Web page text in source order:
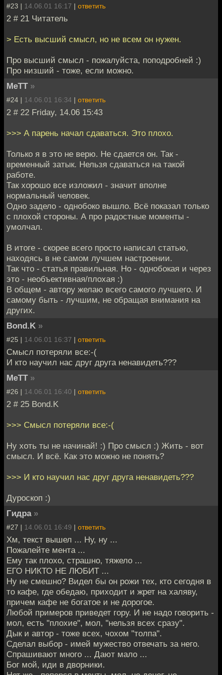
#23 | 14.06.01 16:17 | ответить
2 # 21 Читатель
> Есть высший смысл, но не всем он нужен.
Про высший смысл - пожалуйста, поподробней :)
Про низший - тоже, если можно.
MeTT »
#24 | 14.06.01 16:34 | ответить
2 # 22 Friday, 14.06 15:43
>>> А парень начал сдаваться. Это плохо.
Только я в это не верю. Не сдается он. Так -
временный затык. Нельзя сдаваться на такой
работе.
Так хорошо все изложил - значит вполне
нормальный человек.
Одно задело - однобоко вышло. Всё показал только
с плохой стороны. А про радостные моменты -
умолчал.
В итоге - скорее всего просто написал статью,
находясь в не самом лучшем настроении.
Так что - статья правильная. Но - однобокая и через
это - необъективная/плохая :)
В общем - автору желаю всего самого лучшего. И
самому быть - лучшим, не обращая внимания на
других.
Bond.K »
#25 | 14.06.01 16:37 | ответить
Смысл потеряли все:-(
И кто научил нас друг друга ненавидеть???
MeTT »
#26 | 14.06.01 16:40 | ответить
2 # 25 Bond.K
>>> Смысл потеряли все:-(
Ну хоть ты не начинай! :) Про смысл :) Жить - вот
смысл. И всё. Как это можно не понять?
>>> И кто научил нас друг друга ненавидеть???
Дуроскоп :)
Гидра »
#27 | 14.06.01 16:49 | ответить
Хм, текст вышел ... Ну, ну ...
Пожалейте мента ...
Ему так плохо, страшно, тяжело ...
ЕГО НИКТО НЕ ЛЮБИТ ...
Ну не смешно? Видел бы он рожи тех, кто сегодня в
то кафе, где обедаю, приходит и жрет на халяву,
причем кафе не богатое и не дорогое.
Любой примеров приведет гору. И не надо говорить -
мол, есть "плохие", мол, "нельзя всех сразу".
Дык и автор - тоже всех, чохом "толпа".
Сделал выбор - имей мужество отвечать за него.
Спрашивают много ... Дают мало ...
Бог мой, иди в дворники.